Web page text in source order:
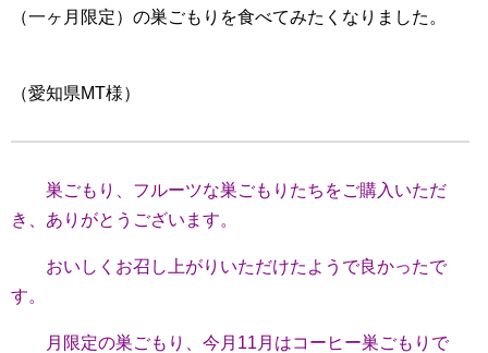
（一ヶ月限定）の巣ごもりを食べてみたくなりました。
（愛知県MT様）
巣ごもり、フルーツな巣ごもりたちをご購入いただ
き、ありがとうございます。
おいしくお召し上がりいただけたようで良かったで
す。
月限定の巣ごもり、今月11月はコーヒー巣ごもりで